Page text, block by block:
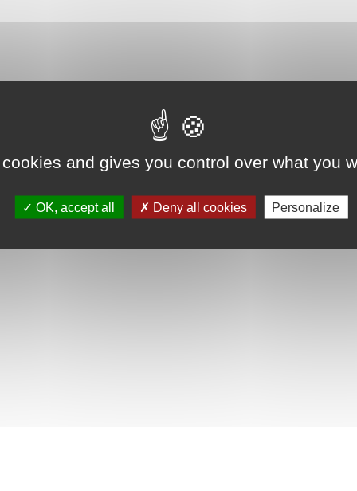
and gives you control over what you
OK, accept all Deny all cookies Personalize